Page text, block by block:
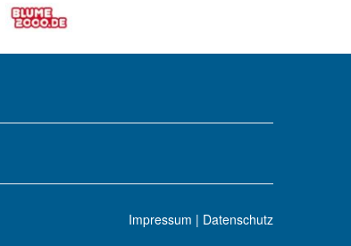
Impressum | Datenschutz